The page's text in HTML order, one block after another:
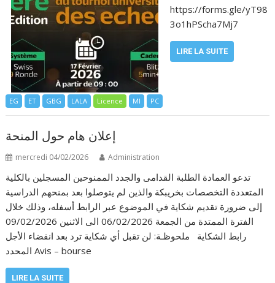
https://forms.gle/yT98
3o1hPScha7Mj7
LIRE LA SUITE
EG ET GBG LALA Licence MI PC
إعلان هام حول المنحة
mercredi 04/02/2026 Administration
تدعو العمادة الطلبة القدامى والجدد الممنوحين المسجلين بالكلية
المتعددة التخصصات بخريبكة والذين لم يتوصلوا بعد بمنحهم الدراسية
إلى ضرورة تقديم شكاية في الموضوع عبر الرابط أسفله، وذلك خلال
الفترة الممتدة من الجمعة 06/02/2026 الى الاثنين 09/02/2026
رابط الشكاية ملحوظـة: لن تقبل أي شكاية ترد بعد انقضاء الأجل
المحدد Avis – bourse
LIRE LA SUITE